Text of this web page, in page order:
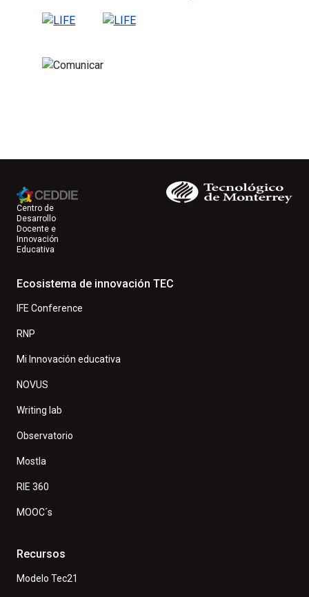
Centro de
Desarrollo
Docente e
Innovación
Educativa
Ecosistema de innovación TEC
IFE Conference
RNP
Mi Innovación educativa
NOVUS
Writing lab
Observatorio
Mostla
RIE 360
MOOC´s
Recursos
Modelo Tec21